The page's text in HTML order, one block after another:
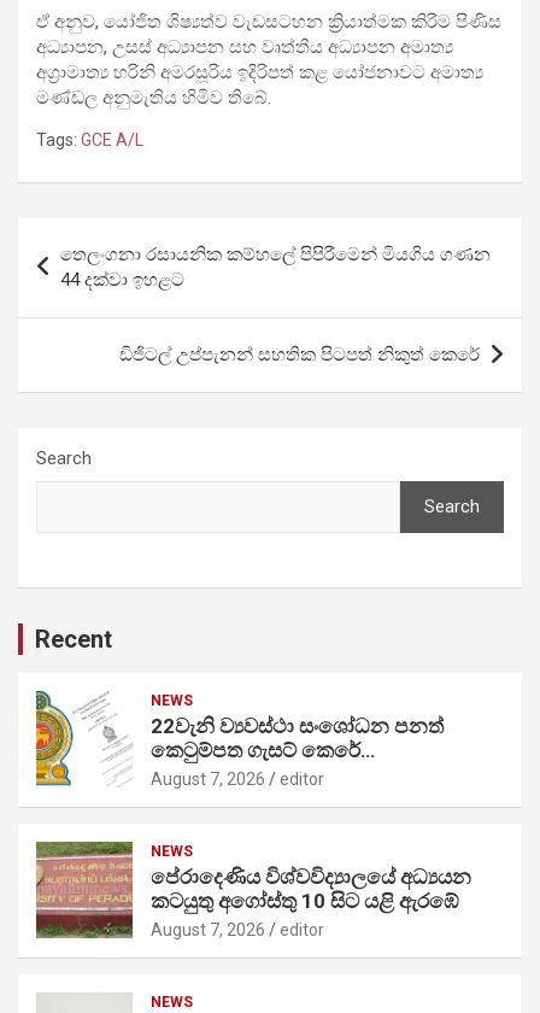
ඒ අනුව, යෝජිත ශිෂ්‍යත්ව වැඩසටහන ක්‍රියාත්මක කිරීම පිණිස
අධ්‍යාපන, උසස් අධ්‍යාපන සහ වෘත්තීය අධ්‍යාපන අමාත්‍ය
අග්‍රාමාත්‍ය හරිනි අමරසූරිය ඉදිරිපත් කළ යෝජනාවට අමාත්‍ය
මණ්ඩල අනුමැතිය හිමිව තිබේ.
Tags: GCE A/L
navigation
තෙලං­ගනා රසා­ය­නික කම්හලේ පිපි­රී­මෙන් මියගිය ගණන
44 දක්වා ඉහ­ළට
ඩිජිටල් උප්පැනන් සහතික පිටපත් නිකුත් කෙරේ
Search
Search
Recent
NEWS
22වැනි ව්‍යවස්ථා සංශෝධන පනත්
කෙටුම්පත ගැසට් කෙරේ…
August 7, 2026 editor
NEWS
පේරාදෙණිය විශ්වවිද්‍යාලයේ අධ්‍යයන
කටයුතු අගෝස්තු 10 සිට යළි ඇරඹේ
August 7, 2026 editor
NEWS